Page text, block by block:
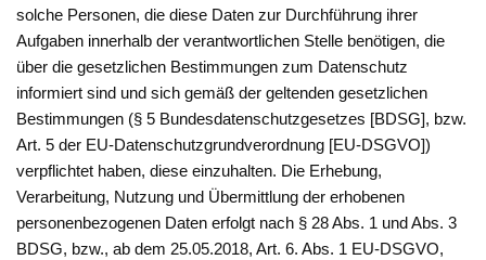
solche Personen, die diese Daten zur Durchführung ihrer
Aufgaben innerhalb der verantwortlichen Stelle benötigen, die
über die gesetzlichen Bestimmungen zum Datenschutz
informiert sind und sich gemäß der geltenden gesetzlichen
Bestimmungen (§ 5 Bundesdatenschutzgesetzes [BDSG], bzw.
Art. 5 der EU-Datenschutzgrundverordnung [EU-DSGVO])
verpflichtet haben, diese einzuhalten. Die Erhebung,
Verarbeitung, Nutzung und Übermittlung der erhobenen
personenbezogenen Daten erfolgt nach § 28 Abs. 1 und Abs. 3
BDSG, bzw., ab dem 25.05.2018, Art. 6. Abs. 1 EU-DSGVO,